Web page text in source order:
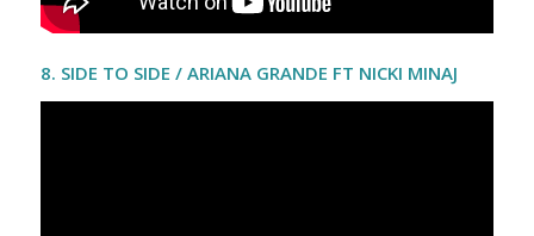
8. SIDE TO SIDE / ARIANA GRANDE FT NICKI MINAJ